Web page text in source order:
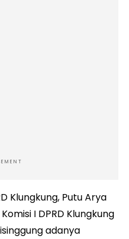
Klungkung, Putu Arya
I DPRD Klungkung
adanya